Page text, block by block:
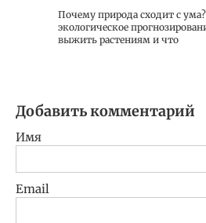
Почему природа сходит с
экологическое
выжить растениям и что
Добавить комментарий
Имя
Email